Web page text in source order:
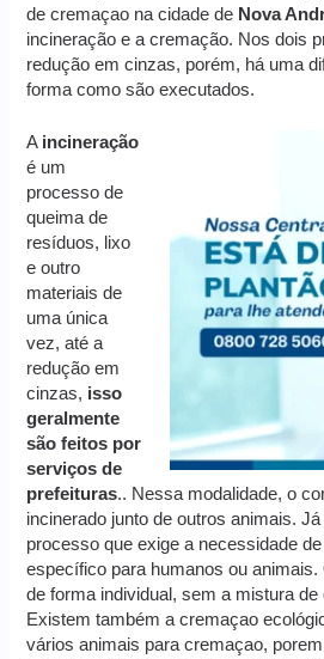
de cremaçao na cidade de Nova
incineração e a cremação. Nos dois
redução em cinzas, porém, há uma
forma como são executados.
A incineração
é um
processo de
queima de
resíduos, lixo
e outro
materiais de
uma única
vez, até a
redução em
cinzas, isso
geralmente
são feitos por
serviços de
prefeituras.. Nessa modalidade, o
incinerado junto de outros animais.
processo que exige a necessidade
específico para humanos ou
de forma individual, sem a mistura de
Existem também a cremaçao
vários animais para cremaçao,